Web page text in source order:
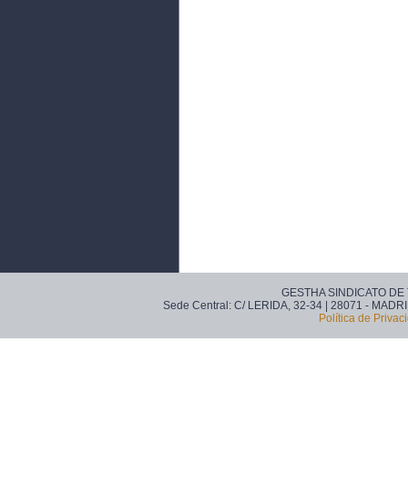
GESTHA SINDICATO
Sede Central: C/ LERIDA, 32-34 | 28071 -
Política de